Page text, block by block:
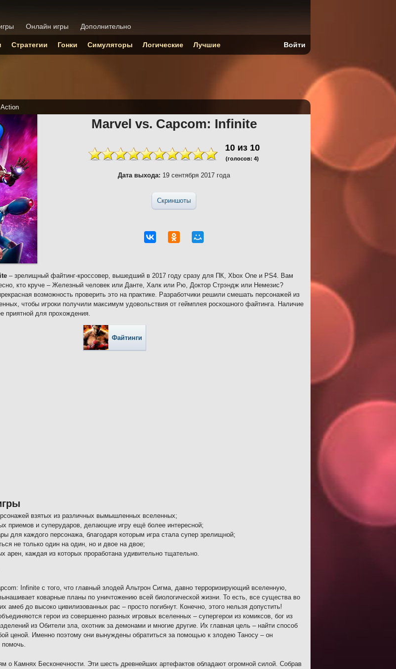
Action
Marvel vs. Capcom: Infinite
10из 10
(голосов: 4)
Дата выхода: 19 сентября 2017 года
Скриншоты
– зрелищный файтинг-кроссовер, вышедший в 2017 году сразу для ПК, Xbox One и PS4. Вам
кто круче – Железный человек или Данте, Халк или Рю, Доктор Стрэндж или Немезис?
возможность проверить это на практике. Разработчики решили смешать персонажей из
чтобы игроки получили максимум удовольствия от геймплея роскошного файтинга. Наличие
приятной для прохождения.
Файтинги
взятых из различных вымышленных вселенных;
приемов и суперударов, делающие игру ещё более интересной;
для каждого персонажа, благодаря которым игра стала супер зрелищной;
не только один на один, но и двое на двое;
арен, каждая из которых проработана удивительно тщательно.
Infinite с того, что главный злодей Альтрон Сигма, давно терроризирующий вселенную,
коварные планы по уничтожению всей биологической жизни. То есть, все существа во
амеб до высоко цивилизованных рас – просто погибнут. Конечно, этого нельзя допустить!
герои из совершенно разных игровых вселенных – супергерои из комиксов, бог из
из Обители зла, охотник за демонами и многие другие. Их главная цель – найти способ
ценой. Именно поэтому они вынуждены обратиться за помощью к злодею Таносу – он
помочь.
о Камнях Бесконечности. Эти шесть древнейших артефактов обладают огромной силой. Собрав
Онлайн игры Дополнительно
Стратегии Гонки Симуляторы Логические Лучшие Войти